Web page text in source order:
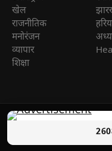
खेल
राजनीतिक
मनोरंजन
व्यापार
शिक्षा
Rana Sikander Singh |